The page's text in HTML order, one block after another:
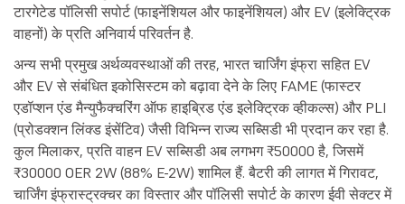
टारगेटेड पॉलिसी सपोर्ट (फाइनेंशियल और फाइनेंशियल) और EV (इलेक्ट्रिक
वाहनों) के प्रति अनिवार्य परिवर्तन है.
अन्य सभी प्रमुख अर्थव्यवस्थाओं की तरह, भारत चार्जिंग इंफ्रा सहित EV
और EV से संबंधित इकोसिस्टम को बढ़ावा देने के लिए FAME (फास्टर
एडॉप्शन एंड मैन्युफैक्चरिंग ऑफ हाइब्रिड एंड इलेक्ट्रिक व्हीकल्स) और PLI
(प्रोडक्शन लिंक्ड इंसेंटिव) जैसी विभिन्न राज्य सब्सिडी भी प्रदान कर रहा है.
कुल मिलाकर, प्रति वाहन EV सब्सिडी अब लगभग ₹50000 है, जिसमें
₹30000 OER 2W (88% E-2W) शामिल हैं. बैटरी की लागत में गिरावट,
चार्जिंग इंफ्रास्ट्रक्चर का विस्तार और पॉलिसी सपोर्ट के कारण ईवी सेक्टर में